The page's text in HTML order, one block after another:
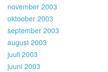
november 2003
oktoober 2003
september 2003
august 2003
juuli 2003
juuni 2003